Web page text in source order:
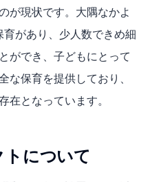
が現状です。大隅なかよ
があり、少人数できめ細
ができ、子どもにとって
な保育を提供しており、
在となっています。
について